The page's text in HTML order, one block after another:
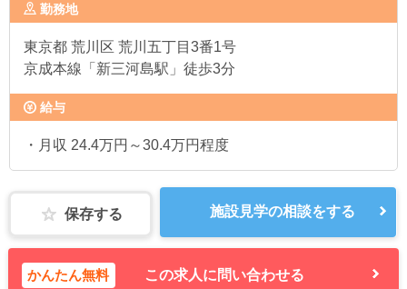
勤務地
東京都 荒川区 荒川五丁目3番1号
京成本線「新三河島駅」徒歩3分
給与
・月収 24.4万円～30.4万円程度
保存する 施設見学の相談をする
かんたん無料 この求人に問い合わせる